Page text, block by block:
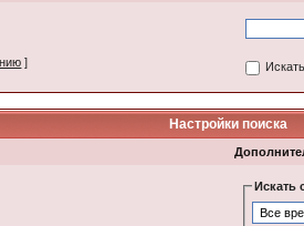
]
Настройки поиска
Искать